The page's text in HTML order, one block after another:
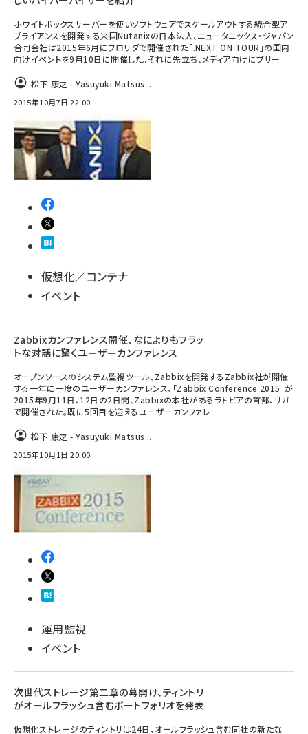
ホワイトボックスサーバーを使いソフトウェアでスケールアウトする統合型ア
プライアンスを開発する米国Nutanixの日本法人、ニュータニックス・ジャパン
合同会社は2015年6月にフロリダで開催された「.NEXT ON TOUR」の国内
向けイベントを9月10日に開催した。それに先立ち、メディア向けにブリー
松下 康之 - Yasuyuki Matsus...
2015年10月7日 22:00
仮想化／コンテナ
イベント
Zabbixカンファレンス開催、なによりもフラッ
トな対話に驚くユーザーカンファレンス
オープンソースのシステム監視ツール、Zabbixを開発するZabbix社が開催
する一年に一度のユーザーカンファレンス、「Zabbix Conference 2015」が
2015年9月11日、12日の2日間、Zabbixの本社があるラトビアの首都、リガ
で開催された。既に5回目を迎えるユーザーカンファレ
松下 康之 - Yasuyuki Matsus...
2015年10月1日 20:00
運用監視
イベント
次世代ストレージ第二章の幕開け、ティントリ
がオールフラッシュ含むポートフォリオを発表
仮想化ストレージのティントリは24日、オールフラッシュ含む同社の新たな